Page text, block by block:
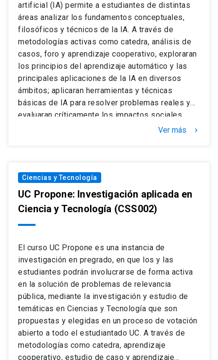
artificial (IA) permite a estudiantes de distintas
áreas analizar los fundamentos conceptuales,
filosóficos y técnicos de la IA. A través de
metodologías activas como catedra, análisis de
casos, foro y aprendizaje cooperativo, exploraran
los principios del aprendizaje automático y las
principales aplicaciones de la IA en diversos
ámbitos; aplicaran herramientas y técnicas
básicas de IA para resolver problemas reales y
evaluaran críticamente los impactos sociales,
éticos y ambientales de la IA, promoviendo una
tareas individuales y grupales, foros y ticket de
salida.
Ver más keyboard_arrow_right
Ciencias y Tecnología
UC Propone: Investigación aplicada en
Ciencia y Tecnología (CSS002)
El curso UC Propone es una instancia de
investigación en pregrado, en que los y las
estudiantes podrán involucrarse de forma activa
en la solución de problemas de relevancia
pública, mediante la investigación y estudio de
temáticas en Ciencias y Tecnología que son
propuestas y elegidas en un proceso de votación
abierto a todo el estudiantado UC. A través de
metodologías como catedra, aprendizaje
cooperativo, estudio de caso y aprendizaje